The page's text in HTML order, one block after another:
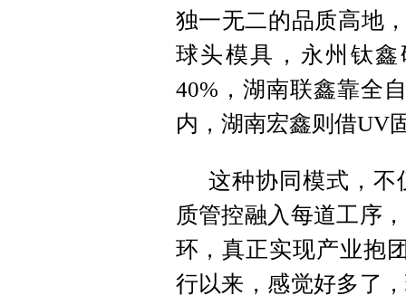
独一无二的品质高地
球头模具，永州钛
40%，湖南联鑫靠全
内，湖南宏鑫则借UV
这种协同模式，不
质管控融入每道工序
环，真正实现产业抱
行以来，感觉好多了